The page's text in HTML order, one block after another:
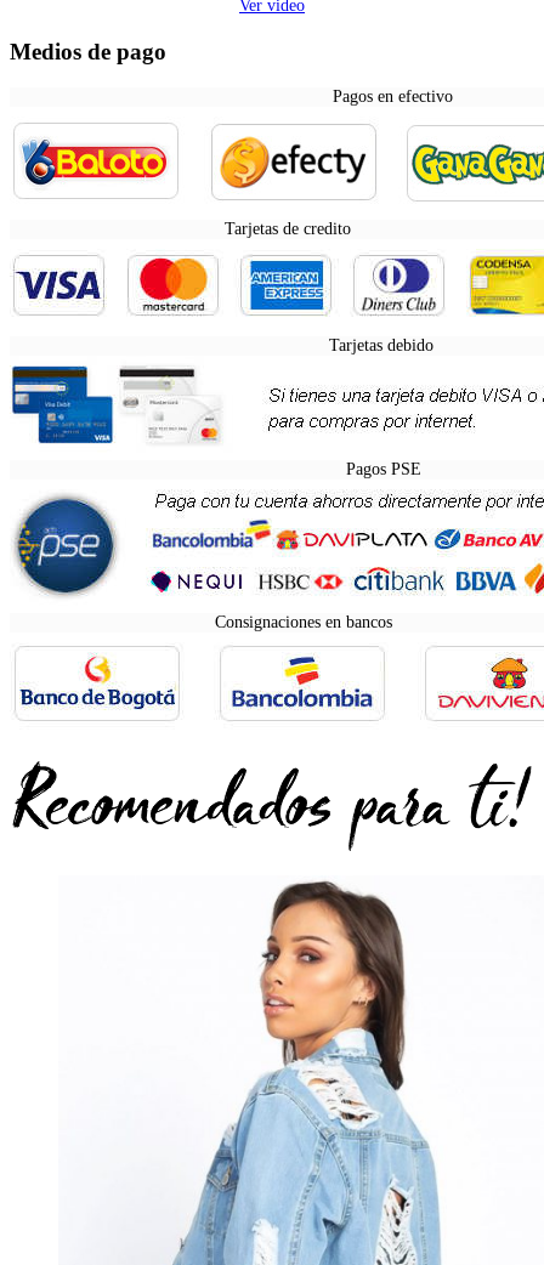
Ver video
Medios de pago
Pagos en efectivo
Tarjetas de credito
Tarjetas debido
Pagos PSE
Consignaciones en bancos